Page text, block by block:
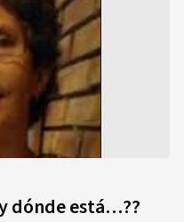
dónde está…??